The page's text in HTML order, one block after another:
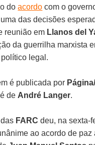
doacordo com o
das decisões
reunião em Llanos del
da guerrilha marxista
legal.
é publicada por
de André Langer.
FARC deu, na sexta-
ao acordo de paz